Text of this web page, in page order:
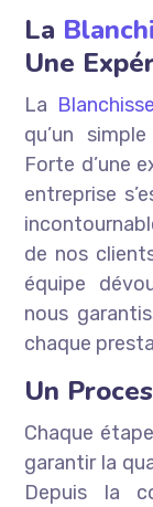
La
Une
La
qu’un
Forte d’une
entreprise
de nos
équipe
nous
chaque
Un
Chaque
garantir la
Depuis la